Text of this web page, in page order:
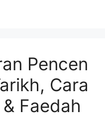
Pencen
Cara
Faedah